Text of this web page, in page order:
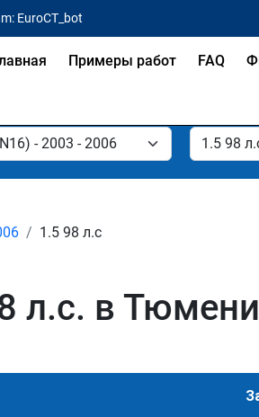
EuroCT_bot
Примеры работ FAQ
1.5 98 л.с
л.с. в